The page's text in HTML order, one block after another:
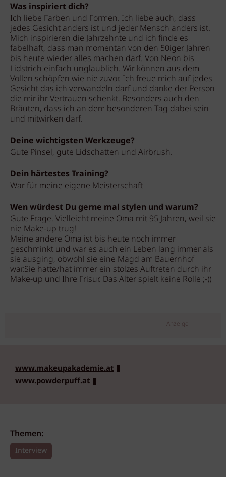
Was inspiriert dich?
Ich liebe Farben und Formen. Ich liebe auch, dass
jedes Gesicht anders ist und jeder Mensch anders ist.
Mich inspirieren die Jahrzehnte und ich finde es
fabelhaft, dass man momentan von den 50iger Jahren
bis heute wieder alles machen darf. Von Neon bis
Lidstrich einfach unglaublich. Wir können aus dem
Vollen schöpfen wie nie zuvor. Ich freue mich auf jedes
Gesicht das ich verwandeln darf und danke der Person
die mir ihr Vertrauen schenkt. Besonders auch den
Bräuten, dass ich an dem besonderen Tag dabei sein
und mitwirken darf.
Deine wichtigsten Werkzeuge?
Gute Pinsel, gute Lidschatten und Airbrush.
Dein härtestes Training?
War für meine eigene Meisterschaft
Wen würdest Du gerne mal stylen und warum?
Gute Frage. Vielleicht meine Oma mit 95 Jahren, weil sie
nie Make-up trug!
Meine andere Oma ist bis heute noch immer
geschminkt und war es auch ein Leben lang immer als
sie ausging, obwohl sie eine Magd am Bauernhof
war.Sie hatte/hat immer ein stolzes Auftreten durch ihr
Make-up und Ihre Frisur. Das Alter spielt keine Rolle ;-))
Anzeige
www.makeupakademie.at
www.powderpuff.at
Themen:
Interview